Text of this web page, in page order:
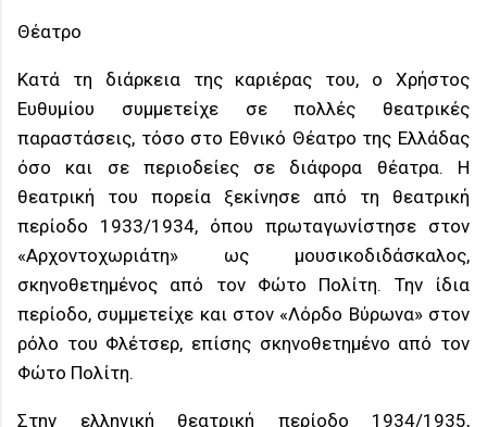
Θέατρο
Κατά τη διάρκεια της καριέρας του, ο Χρήστος
Ευθυμίου συμμετείχε σε πολλές θεατρικές
παραστάσεις, τόσο στο Εθνικό Θέατρο της Ελλάδας
όσο και σε περιοδείες σε διάφορα θέατρα. Η
θεατρική του πορεία ξεκίνησε από τη θεατρική
περίοδο 1933/1934, όπου πρωταγωνίστησε στον
«Αρχοντοχωριάτη» ως μουσικοδιδάσκαλος,
σκηνοθετημένος από τον Φώτο Πολίτη. Την ίδια
περίοδο, συμμετείχε και στον «Λόρδο Βύρωνα» στον
ρόλο του Φλέτσερ, επίσης σκηνοθετημένο από τον
Φώτο Πολίτη.
Στην ελληνική θεατρική περίοδο 1934/1935,